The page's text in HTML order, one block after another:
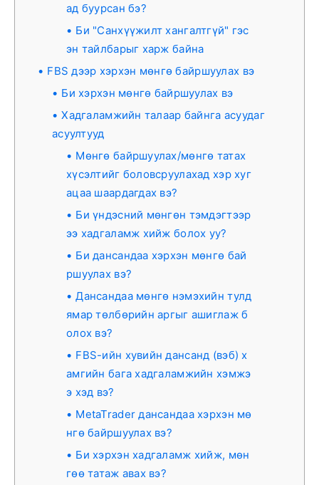
ад буурсан бэ?
Би "Санхүүжилт хангалтгүй" гэс
эн тайлбарыг харж байна
FBS дээр хэрхэн мөнгө байршуулах вэ
Би хэрхэн мөнгө байршуулах вэ
Хадгаламжийн талаар байнга асуудаг
асуултууд
Мөнгө байршуулах/мөнгө татах
хүсэлтийг боловсруулахад хэр хуг
ацаа шаардагдах вэ?
Би үндэсний мөнгөн тэмдэгтээр
ээ хадгаламж хийж болох уу?
Би дансандаа хэрхэн мөнгө бай
ршуулах вэ?
Дансандаа мөнгө нэмэхийн тулд
ямар төлбөрийн аргыг ашиглаж б
олох вэ?
FBS-ийн хувийн дансанд (вэб) х
амгийн бага хадгаламжийн хэмжэ
э хэд вэ?
MetaTrader дансандаа хэрхэн мө
нгө байршуулах вэ?
Би хэрхэн хадгаламж хийж, мөн
гөө татаж авах вэ?